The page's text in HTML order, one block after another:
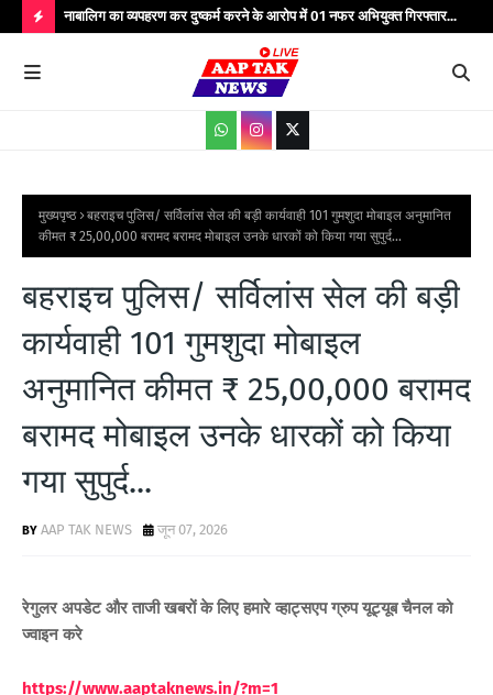
O
S
नाबालिग का व्यपहरण कर दुष्कर्म करने के आरोप में 01 नफर अभियुक्त गिरफ्तार...
मुख्यपृष्ठ
बहराइच पुलिस/ सर्विलांस सेल की बड़ी कार्यवाही 101 गुमशुदा मोबाइल अनुमानित
कीमत ₹ 25,00,000 बरामद बरामद मोबाइल उनके धारकों को किया गया सुपुर्द...
बहराइच पुलिस/ सर्विलांस सेल की बड़ी
कार्यवाही 101 गुमशुदा मोबाइल
अनुमानित कीमत ₹ 25,00,000 बरामद
बरामद मोबाइल उनके धारकों को किया
गया सुपुर्द...
AAP TAK NEWS जून 07, 2026
रेगुलर अपडेट और ताजी खबरों के लिए हमारे व्हाट्सएप ग्रुप यूट्यूब चैनल को
ज्वाइन करे
https://www.aaptaknews.in/?m=1